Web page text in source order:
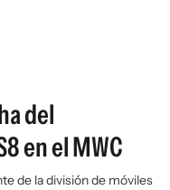
del
en el MWC
de la división de móviles